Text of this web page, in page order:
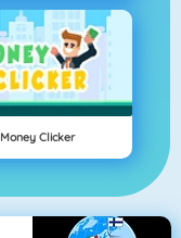
Money Clicker